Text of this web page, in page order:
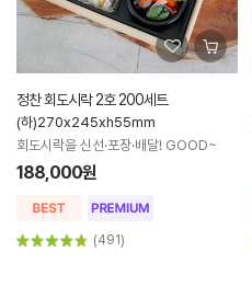
정찬 회도시락 2호 200세트
(하)270x245xh55mm
회도시락을 신선·포장·배달! GOOD~
188,000원
(491)